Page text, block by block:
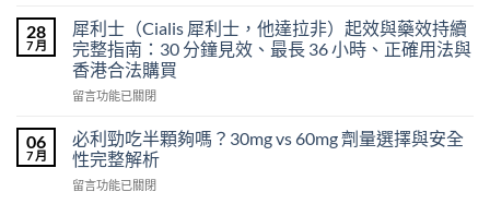
片
雙
效
利
效
果
怎
麼
得
及
樂
威
壯
裡
買？
齡
度
必
利
勁
POXET-
泊
西
汀
Dapoxetine）
28
7 月
犀利士（Cialis 犀利士，他達拉非）起效與藥效持續
完整指南：30 分鐘見效、最長 36 小時、正確用法與
香港合法購買
在
利
士
（Cialis
犀
留言功能已關閉
06
7 月
必利勁吃半顆夠嗎？30mg vs 60mg 劑量選擇與安全
性完整解析
在
留言功能已關閉